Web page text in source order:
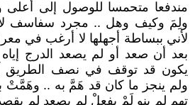
مندفعا متحمسا للوصول إلى
ولِمَ وكيف وهل .. مجرد سفاسف لا
لأني ببساطة أجهلها لا أرغب في
بعد أن صعد أو لم يصعد الدرج
يكون قد توقف في نصف الطريق
ولم ينجز ما كان قد هَمَّ به .. وهَمَّتْ
تهم لم ينو لَمْ يفعلْ لم يصعد لم